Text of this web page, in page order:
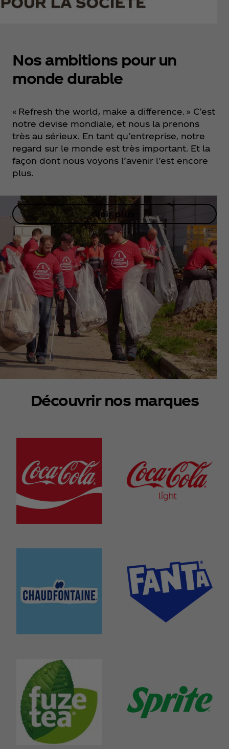
Nos ambitions pour un
monde durable
« Refresh the world, make a difference. » C’est
notre devise mondiale, et nous la prenons
très au sérieux. En tant qu’entreprise, notre
regard sur le monde est très important. Et la
façon dont nous voyons l’avenir l’est encore
plus.
Voir plus
Découvrir nos marques